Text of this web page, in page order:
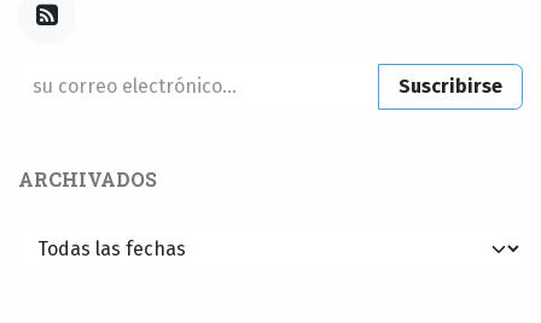
Suscribirse
ARCHIVADOS